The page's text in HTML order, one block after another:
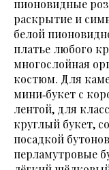
пионовидные
раскрытие и
белой
платье любого
многослойная
костюм. Для
мини‑букет с
лентой, для
круглый букет,
посадкой
перламутровые